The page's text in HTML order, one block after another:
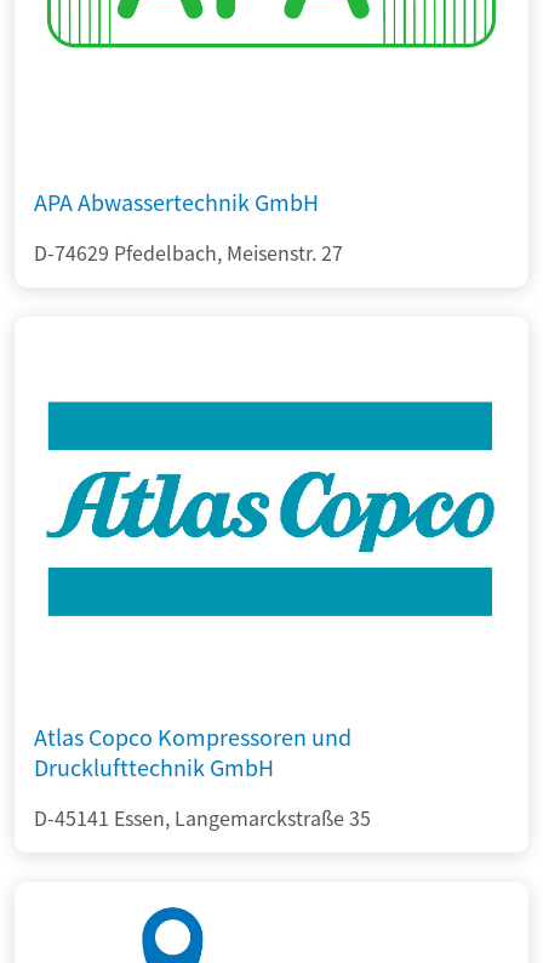
APA Abwassertechnik GmbH
D-74629 Pfedelbach, Meisenstr. 27
Atlas Copco Kompressoren und
Drucklufttechnik GmbH
D-45141 Essen, Langemarckstraße 35